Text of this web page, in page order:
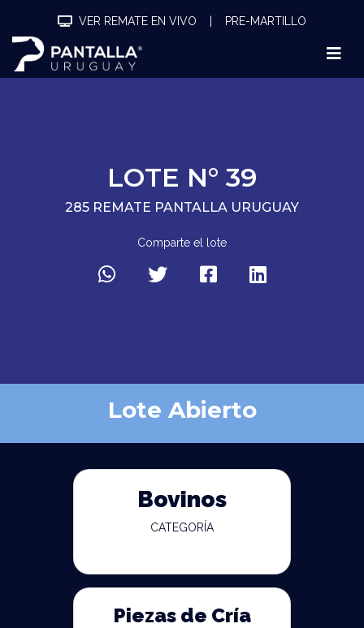
VER REMATE EN VIVO PRE-MARTILLO
LOTE N° 39
285 REMATE PANTALLA URUGUAY
Comparte el lote
Lote Abierto
Bovinos
CATEGORÍA
Piezas de Cría